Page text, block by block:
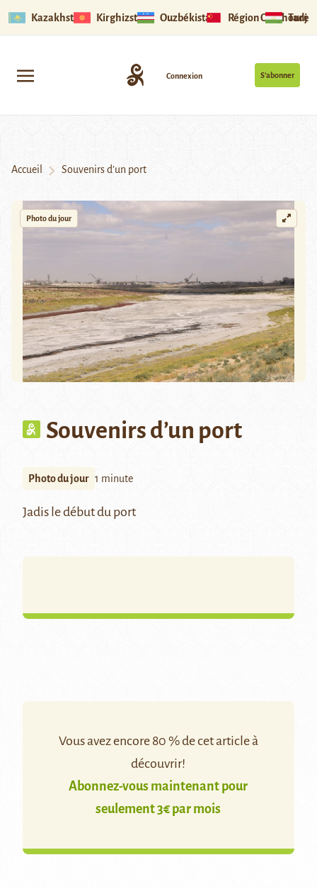
Kazakhstan Kirghizstan Ouzbékistan Région Ouïghoure
S’abonner
Connexion
Accueil Souvenirs d’un port
Photo du jour
Souvenirs d’un port
Photo du jour 1 minute
Jadis le début du port
Vous avez encore 80 % de cet article à
découvrir!
Abonnez-vous maintenant pour
seulement 3€ par mois